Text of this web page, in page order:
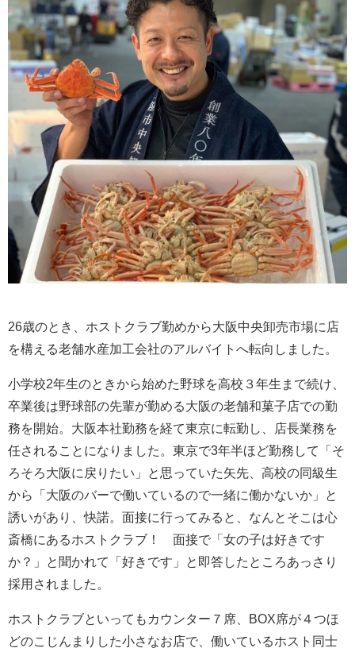
26歳のとき、ホストクラブ勤めから大阪中央卸売市場に店
を構える老舗水産加工会社のアルバイトへ転向しました。
小学校2年生のときから始めた野球を高校３年生まで続け、
卒業後は野球部の先輩が勤める大阪の老舗和菓子店での勤
務を開始。大阪本社勤務を経て東京に転勤し、店長業務を
任されることになりました。東京で3年半ほど勤務して「そ
ろそろ大阪に戻りたい」と思っていた矢先、高校の同級生
から「大阪のバーで働いているので一緒に働かないか」と
誘いがあり、快諾。面接に行ってみると、なんとそこは心
斎橋にあるホストクラブ！ 面接で「女の子は好きです
か？」と聞かれて「好きです」と即答したところあっさり
採用されました。
ホストクラブといってもカウンター７席、BOX席が４つほ
どのこじんまりした小さなお店で、働いているホスト同士